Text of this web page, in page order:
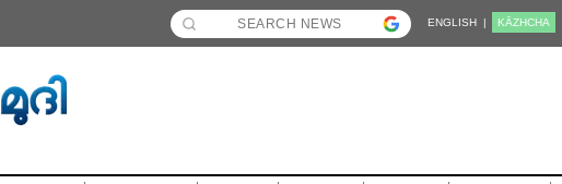
ENGLISH | KĀZHCHA